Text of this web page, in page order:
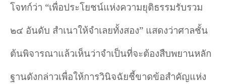
โจทก์ว่า “เพื่อประโยชน์แห่งความยุติธรรมรับรวม
๒๔ อันดับ สำเนาให้จำเลยทั้งสอง” แสดงว่าศาลชั้น
ต้นพิจารณาแล้วเห็นว่าจำเป็นที่จะต้องสืบพยานหลัก
ฐานดังกล่าวเพื่อให้การวินิจฉัยชี้ขาดข้อสำคัญแห่ง